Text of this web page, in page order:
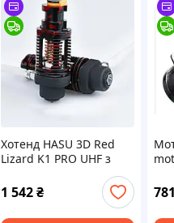
Хотенд HASU 3D Red
Lizard K1 PRO UHF з
нагрівачем для 3D-
принтерів друку до
300°C
1 542₴
K1
781